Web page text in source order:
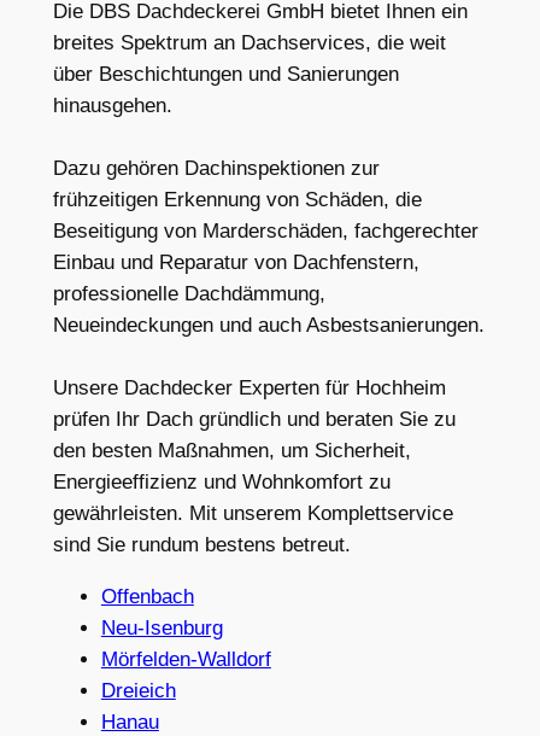
Die DBS Dachdeckerei GmbH bietet Ihnen ein
breites Spektrum an Dachservices, die weit
über Beschichtungen und Sanierungen
hinausgehen.
Dazu gehören Dachinspektionen zur
frühzeitigen Erkennung von Schäden, die
Beseitigung von Marderschäden, fachgerechter
Einbau und Reparatur von Dachfenstern,
professionelle Dachdämmung,
Neueindeckungen und auch Asbestsanierungen.
Unsere Dachdecker Experten für Hochheim
prüfen Ihr Dach gründlich und beraten Sie zu
den besten Maßnahmen, um Sicherheit,
Energieeffizienz und Wohnkomfort zu
gewährleisten. Mit unserem Komplettservice
sind Sie rundum bestens betreut.
Offenbach
Neu-Isenburg
Mörfelden-Walldorf
Dreieich
Hanau